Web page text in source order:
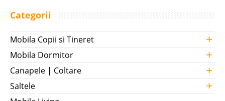
Categorii
Mobila Copii si Tineret +
Mobila Dormitor +
Canapele | Coltare +
Saltele +